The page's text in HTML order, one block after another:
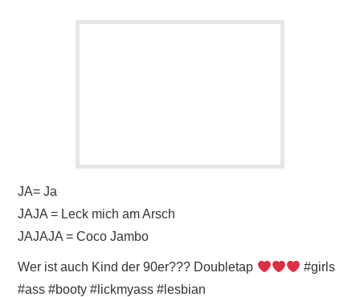
JA= Ja
JAJA = Leck mich am Arsch
JAJAJA = Coco Jambo
Wer ist auch Kind der 90er??? Doubletap
#girls
#ass #booty #lickmyass #lesbian